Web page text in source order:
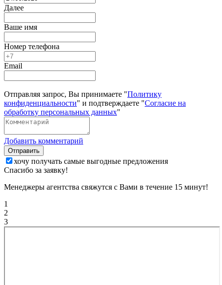
Далее
Ваше имя
Номер телефона
Email
Отправляя запрос, Вы принимаете "Политику
конфиденциальности" и подтверждаете "Согласие на
обработку персональных данных"
Добавить комментарий
Отправить
хочу получать самые выгодные предложения
Спасибо за заявку!
Менеджеры агентства свяжутся с Вами в течение 15 минут!
1
2
3